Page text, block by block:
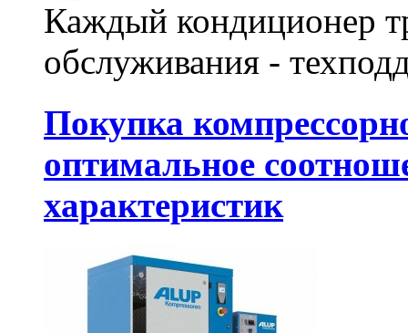
Каждый кондиционер
обслуживания -
Покупка
оптимальное
характеристик